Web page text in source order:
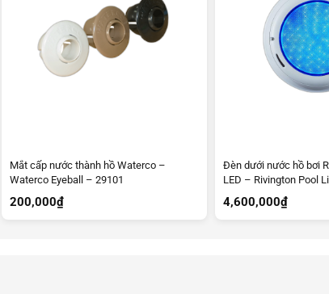
Mắt cấp nước thành hồ Waterco –
Waterco Eyeball – 29101
200,000₫
Đèn dưới nước hồ bơi
LED – Rivington Pool
4,600,000₫